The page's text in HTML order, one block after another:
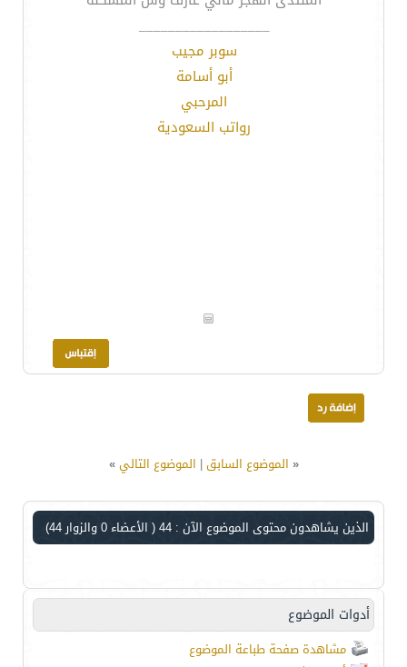
__________________
سوبر مجيب
أبو أسامة
المرحبي
رواتب السعودية
« الموضوع السابق| الموضوع التالي»
الذين يشاهدون محتوى الموضوع الآن : 44 ( الأعضاء 0 والزوار 44)
أدوات الموضوع
مشاهدة صفحة طباعة الموضوع